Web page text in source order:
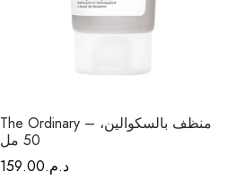
The Ordinary – منظف بالسكوالين،
50 مل
د.م.159.00